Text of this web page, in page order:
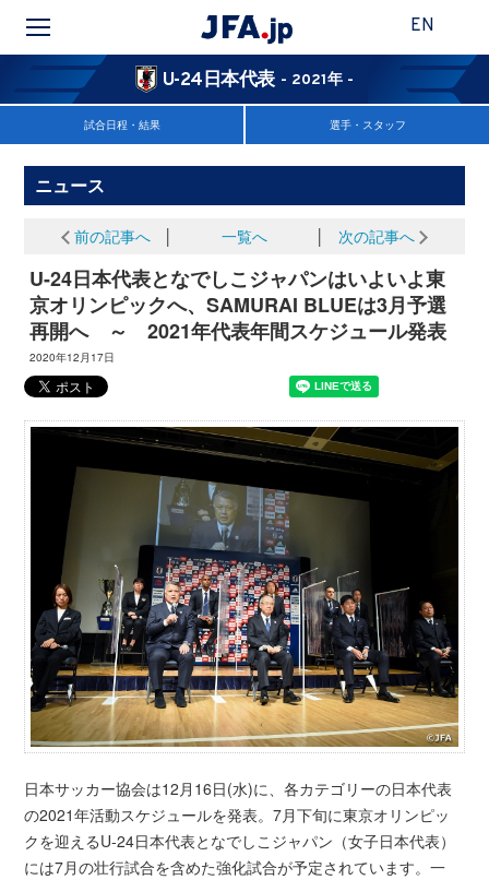
EN
U-24日本代表 - 2021年 -
試合日程・結果 選手・スタッフ
ニュース
前の記事へ 一覧へ 次の記事へ
U-24日本代表となでしこジャパンはいよいよ東
京オリンピックへ、SAMURAI BLUEは3月予選
再開へ ～ 2021年代表年間スケジュール発表
2020年12月17日
日本サッカー協会は12月16日(水)に、各カテゴリーの日本代表
の2021年活動スケジュールを発表。7月下旬に東京オリンピッ
クを迎えるU-24日本代表となでしこジャパン（女子日本代表）
には7月の壮行試合を含めた強化試合が予定されています。一